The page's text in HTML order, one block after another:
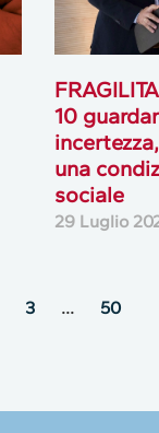
10
una
sociale
29 Luglio
3 … 50